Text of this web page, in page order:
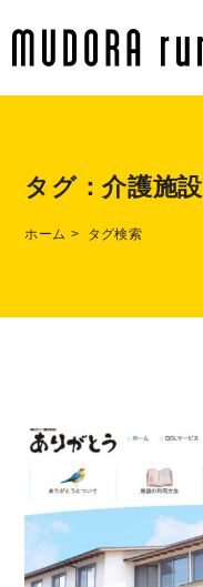
タグ：介護施設
ホーム タグ検索